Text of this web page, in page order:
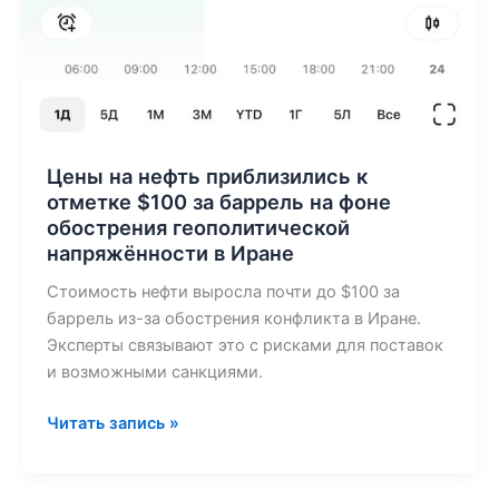
Цены на нефть приблизились к
отметке $100 за баррель на фоне
обострения геополитической
напряжённости в Иране
Стоимость нефти выросла почти до $100 за
баррель из-за обострения конфликта в Иране.
Эксперты связывают это с рисками для поставок
и возможными санкциями.
Читать запись »